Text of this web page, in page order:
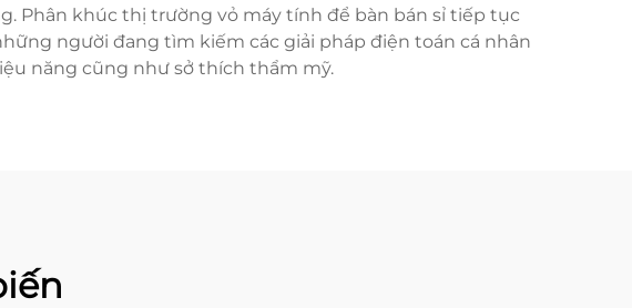
Phân khúc thị trường vỏ máy tính để bàn bán sỉ tiếp tục
người đang tìm kiếm các giải pháp điện toán cá nhân
năng cũng như sở thích thẩm mỹ.